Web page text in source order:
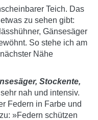
Teich. Das
zu sehen gibt:
Gänsesäger
So stehe ich am
Nähe
Stockente,
nah und intensiv.
Federn in Farbe und
»Federn schützen